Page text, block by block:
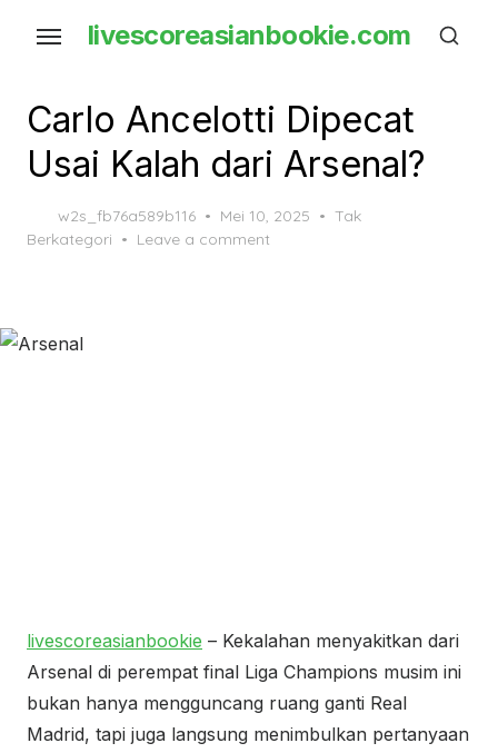
content
livescoreasianbookie.com
Carlo Ancelotti Dipecat
Usai Kalah dari Arsenal?
w2s_fb76a589b116
Posted
on
Mei 10, 2025
Tak
Berkategori
Leave a comment
livescoreasianbookie – Kekalahan menyakitkan dari
Arsenal di perempat final Liga Champions musim ini
bukan hanya mengguncang ruang ganti Real
Madrid, tapi juga langsung menimbulkan pertanyaan